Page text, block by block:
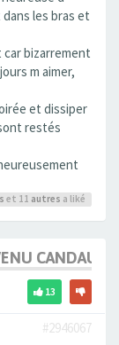
les bras et
car bizarrement
m aimer,
et dissiper
restés
et 11 autres a liké
13
#2946067